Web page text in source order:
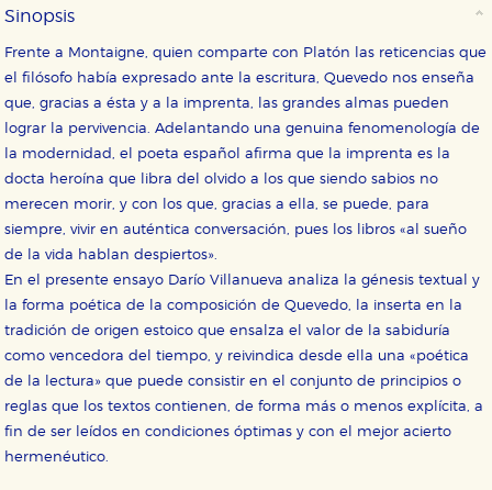
Sinopsis
Frente a Montaigne, quien comparte con Platón las reticencias que
el filósofo había expresado ante la escritura, Quevedo nos enseña
que, gracias a ésta y a la imprenta, las grandes almas pueden
lograr la pervivencia. Adelantando una genuina fenomenología de
la modernidad, el poeta español afirma que la imprenta es la
docta heroína que libra del olvido a los que siendo sabios no
merecen morir, y con los que, gracias a ella, se puede, para
siempre, vivir en auténtica conversación, pues los libros «al sueño
de la vida hablan despiertos».
En el presente ensayo Darío Villanueva analiza la génesis textual y
la forma poética de la composición de Quevedo, la inserta en la
tradición de origen estoico que ensalza el valor de la sabiduría
como vencedora del tiempo, y reivindica desde ella una «poética
de la lectura» que puede consistir en el conjunto de principios o
reglas que los textos contienen, de forma más o menos explícita, a
fin de ser leídos en condiciones óptimas y con el mejor acierto
hermenéutico.
HABILITAR TODO RECHAZAR TODO
Cookies necesarias
Estas cookies son necesarias para que nuestro sitio
web funcione y no es posible deshabilitarlas desde
nuestro sistema. Es posible hacerlo desde el
navegador, pero en ese caso es posible que algunas
áreas de nuestra web dejen de funcionar
Cookies de rendimiento y analíticas
de navegación y optimizar el funcionamiento de
nuestro sitio web. Almacenan configuraciones de
vez que nos visita. La información es agregada y, por lo
tanto, es anónima.
Cookies de publicidad y redes sociales
Estas cookies son gestionadas por nuestros socios
publicitarios y se utilizan para mostrar publicidad
relevante para sus intereses en otros sitios. No